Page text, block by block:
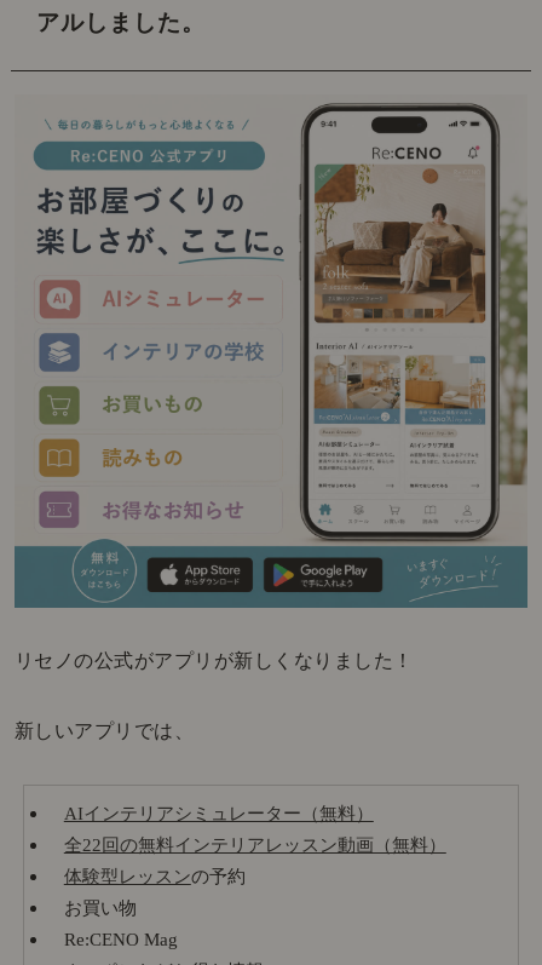
アルしました。
リセノの公式がアプリが新しくなりました！
新しいアプリでは、
AIインテリアシミュレーター（無料）
全22回の無料インテリアレッスン動画（無料）
体験型レッスンの予約
お買い物
Re:CENO Mag